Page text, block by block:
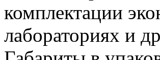
комплектации
лабораториях и